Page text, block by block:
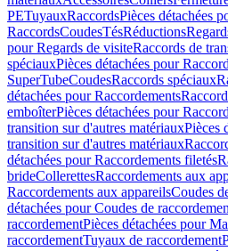
PETuyauxRaccordsPièces détachées
RaccordsCoudesTésRéductions
pour Regards de visiteRaccords de
spéciauxPièces détachées pour
SuperTubeCoudesRaccords spéciaux
détachées pour Raccordements
emboîterPièces détachées pour
transition sur d'autres matériauxPièces
transition sur d'autres matériaux
détachées pour Raccordements filetés
brideCollerettesRaccordements aux
Raccordements aux appareilsCoudes
détachées pour Coudes de
raccordementPièces détachées pour
raccordementTuyaux de raccordement